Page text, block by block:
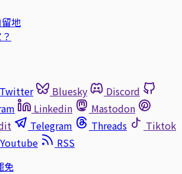
地
Twitter Bluesky
Discord
Linkedin
Mastodon
Telegram Threads
Tiktok
Youtube
RSS
免